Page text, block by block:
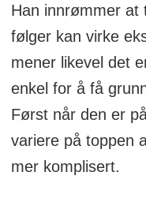
Han innrømmer at
følger kan virke
mener likevel det
enkel for å få
Først når den er
variere på toppen
mer komplisert.